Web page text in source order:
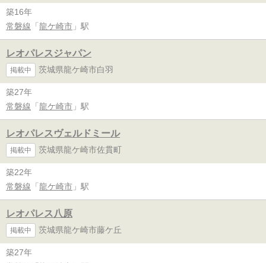
築16年
常磐線 「 龍ケ崎市 」駅
レオパレスジャパン
掲載中 茨城県龍ケ崎市白羽
築27年
常磐線 「 龍ケ崎市 」駅
レオパレスヴェルドミール
掲載中 茨城県龍ケ崎市佐貫町
築22年
常磐線 「 龍ケ崎市 」駅
レオパレス八原
掲載中 茨城県龍ケ崎市藤ケ丘
築27年